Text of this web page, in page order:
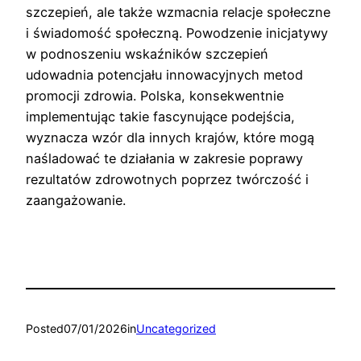
szczepień, ale także wzmacnia relacje społeczne
i świadomość społeczną. Powodzenie inicjatywy
w podnoszeniu wskaźników szczepień
udowadnia potencjału innowacyjnych metod
promocji zdrowia. Polska, konsekwentnie
implementując takie fascynujące podejścia,
wyznacza wzór dla innych krajów, które mogą
naśladować te działania w zakresie poprawy
rezultatów zdrowotnych poprzez twórczość i
zaangażowanie.
Posted07/01/2026inUncategorized